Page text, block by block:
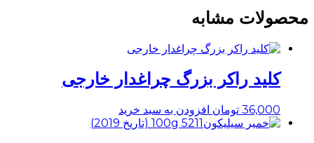
محصولات مشابه
کلید راکر بزرگ چراغدار خارجی
36,000 تومان افزودن به سبد خرید